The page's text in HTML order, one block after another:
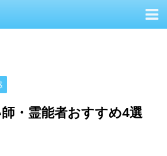
・霊能者おすすめ4選